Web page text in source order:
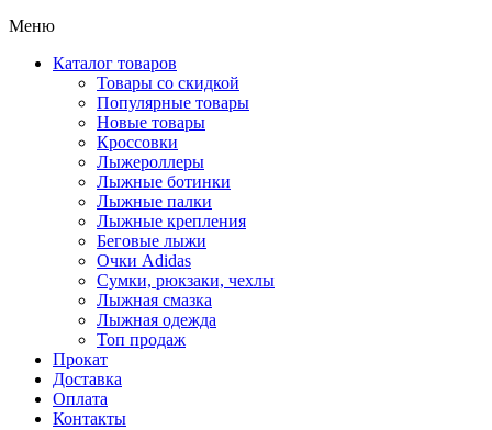
Меню
Каталог товаров
Товары со скидкой
Популярные товары
Новые товары
Кроссовки
Лыжероллеры
Лыжные ботинки
Лыжные палки
Лыжные крепления
Беговые лыжи
Очки Adidas
Сумки, рюкзаки, чехлы
Лыжная смазка
Лыжная одежда
Топ продаж
Прокат
Доставка
Оплата
Контакты